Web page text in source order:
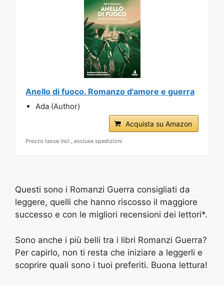
Anello di fuoco. Romanzo d'amore e guerra
Ada (Author)
Acquista su Amazon
Prezzo tasse incl., escluse spedizioni
Questi sono i Romanzi Guerra consigliati da
leggere, quelli che hanno riscosso il maggiore
successo e con le migliori recensioni dei lettori*.
Sono anche i più belli tra i libri Romanzi Guerra?
Per capirlo, non ti resta che iniziare a leggerli e
scoprire quali sono i tuoi preferiti. Buona lettura!